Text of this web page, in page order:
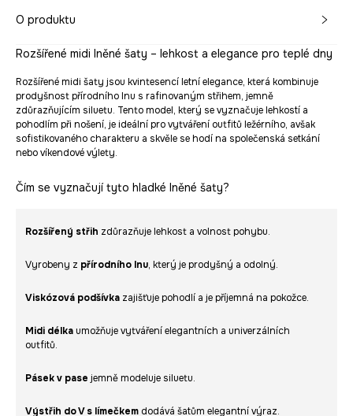
O produktu
Rozšířené midi lněné šaty – lehkost a elegance pro teplé dny
Rozšířené midi šaty jsou kvintesencí letní elegance, která kombinuje
prodyšnost přírodního lnu s rafinovaným střihem, jemně
zdůrazňujícím siluetu. Tento model, který se vyznačuje lehkostí a
pohodlím při nošení, je ideální pro vytváření outfitů ležérního, avšak
sofistikovaného charakteru a skvěle se hodí na společenská setkání
nebo víkendové výlety.
Čím se vyznačují tyto hladké lněné šaty?
Rozšířený střih zdůrazňuje lehkost a volnost pohybu.
Vyrobeny z přírodního lnu, který je prodyšný a odolný.
Viskózová podšívka zajišťuje pohodlí a je příjemná na pokožce.
Midi délka umožňuje vytváření elegantních a univerzálních
outfitů.
Pásek v pase jemně modeluje siluetu.
Výstřih do V s límečkem dodává šatům elegantní výraz.